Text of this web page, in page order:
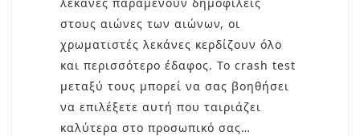
στους αιώνες των αιώνων, οι
χρωματιστές λεκάνες κερδίζουν όλο
και περισσότερο έδαφος. Το crash test
μεταξύ τους μπορεί να σας βοηθήσει
να επιλέξετε αυτή που ταιριάζει
καλύτερα στο προσωπικό σας…